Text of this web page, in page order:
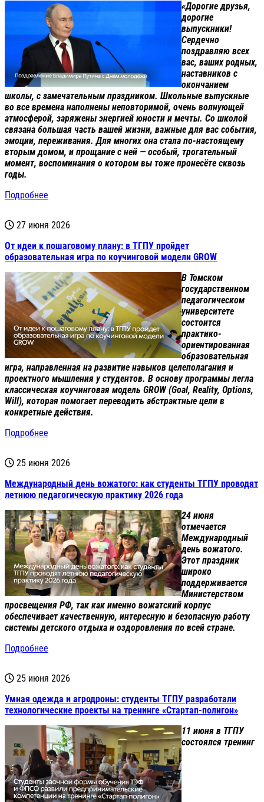
«Дорогие друзья,
дорогие
выпускники!
Сердечно
поздравляю всех
вас, ваших родных,
наставников с
окончанием
школы, с замечательным праздником. Школьные выпускные
во все времена наполнены неповторимой, очень волнующей
атмосферой, заряжены энергией юности и мечты. Со школой
связана большая часть вашей жизни, важные для вас события,
эмоции, переживания. Для многих она стала по-настоящему
вторым домом, и прощание с ней — особый, трогательный
момент, воспоминания о котором вы тоже пронесёте сквозь
годы.
Подробнее
27 июня 2026
От идеи к пошаговому плану: в ТГПУ пройдет
образовательная игра по коучинговой модели GROW
В Томском
государственном
педагогическом
университете
состоится
практико-
ориентированная
образовательная
игра, направленная на развитие навыков целеполагания и
проектного мышления у студентов. В основу программы легла
классическая коучинговая модель GROW (Goal, Reality, Options,
Will), которая помогает переводить абстрактные цели в
конкретные действия.
Подробнее
25 июня 2026
Международный день вожатого: как студенты ТГПУ проводят
летнюю педагогическую практику 2026 года
24 июня
отмечается
Международный
день вожатого.
Этот праздник
широко
поддерживается
Министерством
просвещения РФ, так как именно вожатский корпус
обеспечивает качественную, интересную и безопасную работу
системы детского отдыха и оздоровления по всей стране.
Подробнее
25 июня 2026
Умная одежда и агродроны: студенты ТГПУ разработали
технологические проекты на тренинге «Стартап-полигон»
11 июня в ТГПУ
состоялся тренинг